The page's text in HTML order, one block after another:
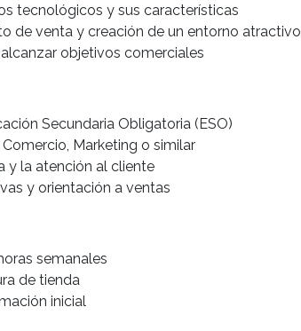
tecnológicos y sus características
de venta y creación de un entorno atractivo
objetivos comerciales
Secundaria Obligatoria (ESO)
Marketing o similar
y la atención al cliente
y orientación a ventas
semanales
de tienda
inicial